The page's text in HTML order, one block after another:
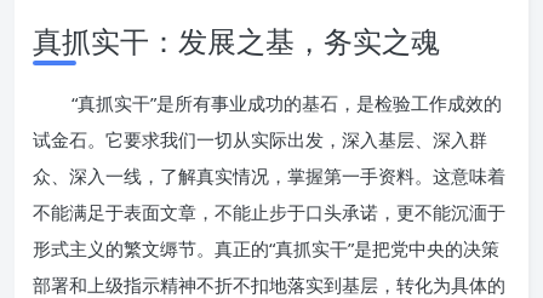
真抓实干：发展之基，务实之魂
“真抓实干”是所有事业成功的基石，是检验工作成效的
试金石。它要求我们一切从实际出发，深入基层、深入群
众、深入一线，了解真实情况，掌握第一手资料。这意味着
不能满足于表面文章，不能止步于口头承诺，更不能沉湎于
形式主义的繁文缛节。真正的“真抓实干”是把党中央的决策
部署和上级指示精神不折不扣地落实到基层，转化为具体的